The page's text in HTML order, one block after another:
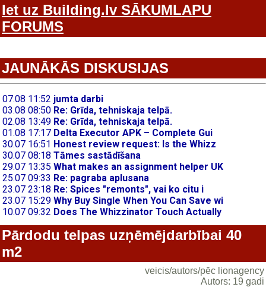
Iet uz Building.lv SĀKUMLAPU
FORUMS
JAUNĀKĀS DISKUSIJAS
Pārdodu telpas uzņēmējdarbībai 40
m2
veicis/autors/pēc lionagency
Autors: 19 gadi